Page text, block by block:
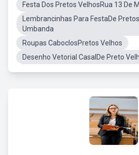
Festa Dos Pretos VelhosRua 13 De
Lembrancinhas Para FestaDe
Umbanda
Roupas CaboclosPretos Velhos
Desenho Vetorial CasalDe Preto